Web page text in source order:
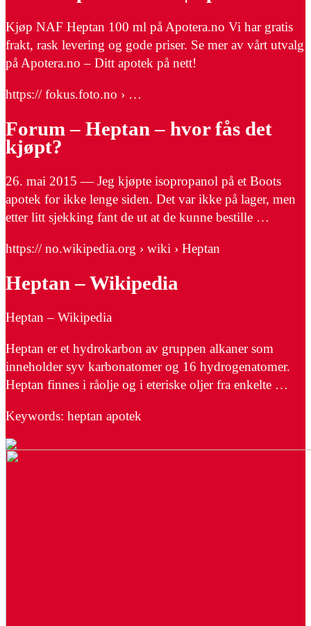
Kjøp NAF Heptan 100 ml på Apotera.no Vi har gratis
frakt, rask levering og gode priser. Se mer av vårt utvalg
på Apotera.no – Ditt apotek på nett!
https:// fokus.foto.no › …
Forum – Heptan – hvor fås det
kjøpt?
26. mai 2015 — Jeg kjøpte isopropanol på et Boots
apotek for ikke lenge siden. Det var ikke på lager, men
etter litt sjekking fant de ut at de kunne bestille …
https:// no.wikipedia.org › wiki › Heptan
Heptan – Wikipedia
Heptan – Wikipedia
Heptan er et hydrokarbon av gruppen alkaner som
inneholder syv karbonatomer og 16 hydrogenatomer.
Heptan finnes i råolje og i eteriske oljer fra enkelte …
Keywords: heptan apotek